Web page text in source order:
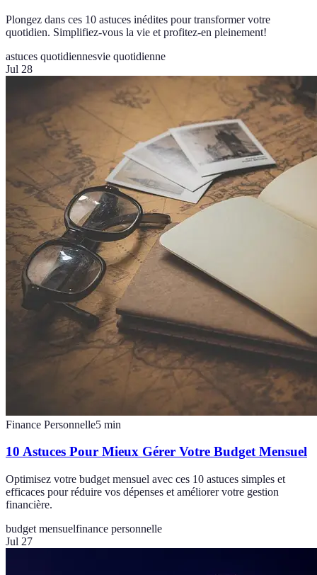
Plongez dans ces 10 astuces inédites pour transformer votre
quotidien. Simplifiez-vous la vie et profitez-en pleinement!
astuces quotidiennesvie quotidienne
Jul 28
Finance Personnelle5 min
10 Astuces Pour Mieux Gérer Votre Budget Mensuel
Optimisez votre budget mensuel avec ces 10 astuces simples et
efficaces pour réduire vos dépenses et améliorer votre gestion
financière.
budget mensuelfinance personnelle
Jul 27